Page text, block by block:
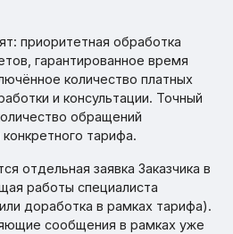
приоритетная обработка
гарантированное время
количество платных
и консультации. Точный
обращений
тарифа.
отдельная заявка Заказчика в
работы специалиста
доработка в рамках тарифа).
сообщения в рамках уже